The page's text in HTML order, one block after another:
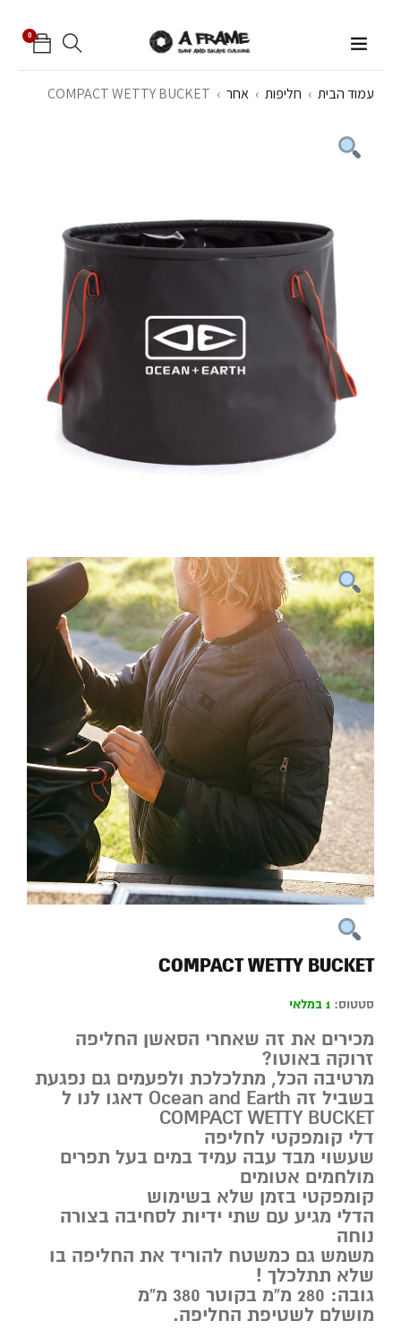
0
עמוד הבית › חליפות › אחר ›
COMPACT WETTY BUCKET
COMPACT WETTY BUCKET
סטטוס: 1 במלאי
מכירים את זה שאחרי הסאשן החליפה
זרוקה באוטו?
מרטיבה הכל, מתלכלכת ולפעמים גם נפגעת
בשביל זה Ocean and Earth דאגו לנו ל
COMPACT WETTY BUCKET
דלי קומפקטי לחליפה
שעשוי מבד עבה עמיד במים בעל תפרים
מולחמים אטומים
קומפקטי בזמן שלא בשימוש
הדלי מגיע עם שתי ידיות לסחיבה בצורה
נוחה
משמש גם כמשטח להוריד את החליפה בו
שלא תתלכלך !
גובה: 280 מ”מ בקוטר 380 מ”מ
מושלם לשטיפת החליפה.